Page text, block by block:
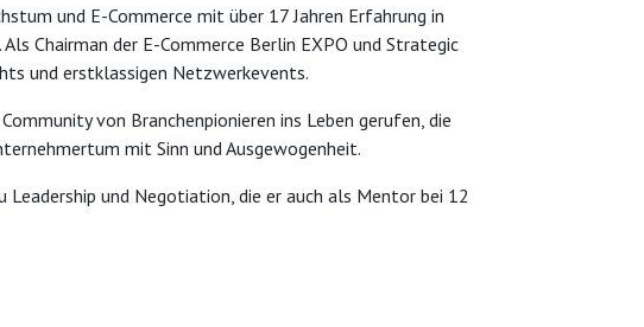
und E-Commerce mit über 17 Jahren Erfahrung in
Chairman der E-Commerce Berlin EXPO und Strategic
und erstklassigen Netzwerkevents.
von Branchenpionieren ins Leben gerufen, die
mit Sinn und Ausgewogenheit.
und Negotiation, die er auch als Mentor bei 12